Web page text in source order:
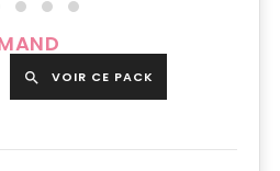
 VOIR CE PACK